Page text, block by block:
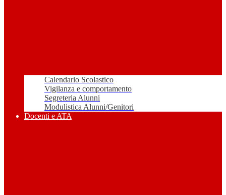
Calendario Scolastico
Vigilanza e comportamento
Segreteria Alunni
Modulistica Alunni/Genitori
Docenti e ATA